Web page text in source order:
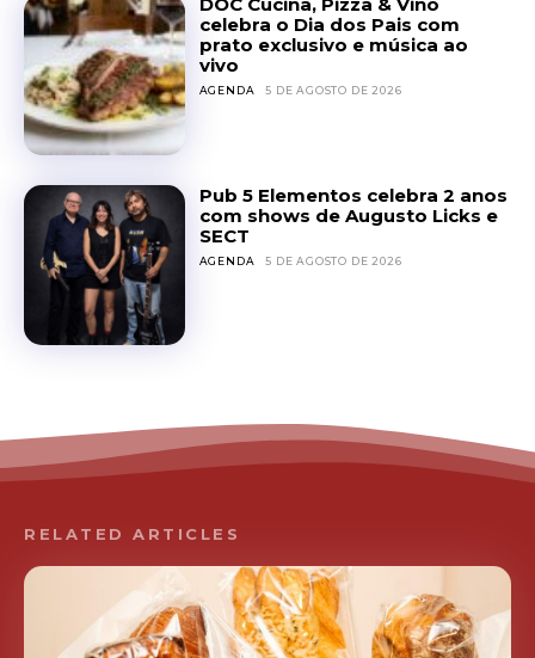
celebra o Dia dos Pais com
prato exclusivo e música ao
vivo
AGENDA 5 DE AGOSTO DE 2026
Pub 5 Elementos celebra 2 anos
com shows de Augusto Licks e
SECT
AGENDA 5 DE AGOSTO DE 2026
RELATED ARTICLES